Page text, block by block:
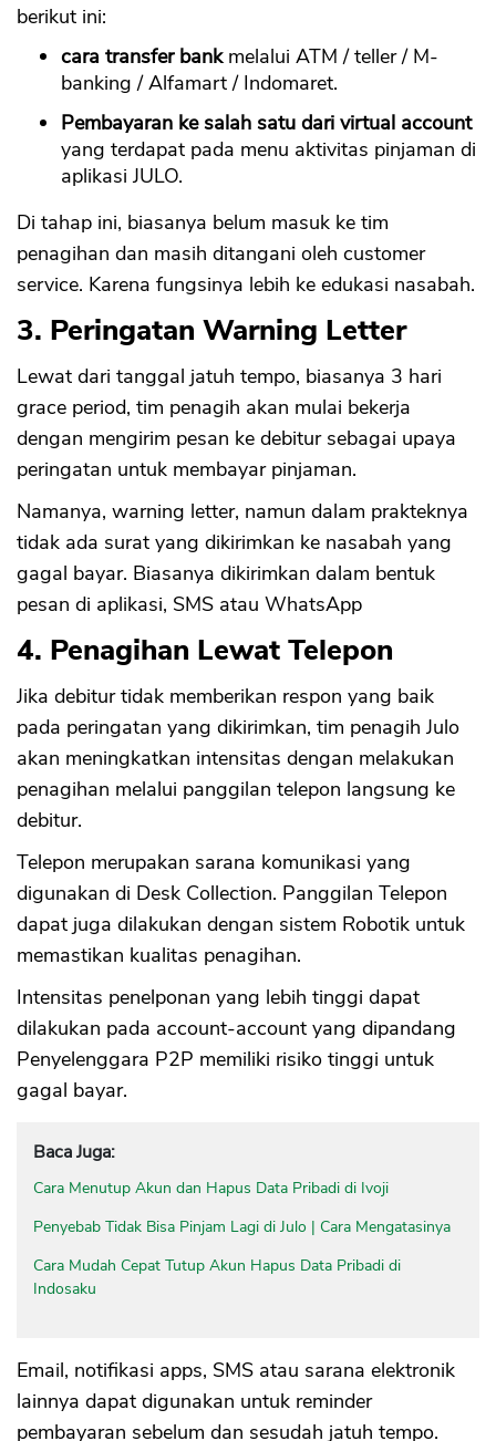
berikut ini:
cara transfer bankmelalui ATM / teller / M-
banking / Alfamart / Indomaret.
Pembayaran ke salah satu dari virtual account
yang terdapat pada menu aktivitas pinjaman di
aplikasi JULO.
Di tahap ini, biasanya belum masuk ke tim
penagihan dan masih ditangani oleh customer
service. Karena fungsinya lebih ke edukasi nasabah.
3. Peringatan Warning Letter
Lewat dari tanggal jatuh tempo, biasanya 3 hari
grace period, tim penagih akan mulai bekerja
dengan mengirim pesan ke debitur sebagai upaya
peringatan untuk membayar pinjaman.
Namanya, warning letter, namun dalam prakteknya
tidak ada surat yang dikirimkan ke nasabah yang
gagal bayar. Biasanya dikirimkan dalam bentuk
pesan di aplikasi, SMS atau WhatsApp
4. Penagihan Lewat Telepon
Jika debitur tidak memberikan respon yang baik
pada peringatan yang dikirimkan, tim penagih Julo
akan meningkatkan intensitas dengan melakukan
penagihan melalui panggilan telepon langsung ke
debitur.
Telepon merupakan sarana komunikasi yang
digunakan di Desk Collection. Panggilan Telepon
dapat juga dilakukan dengan sistem Robotik untuk
memastikan kualitas penagihan.
Intensitas penelponan yang lebih tinggi dapat
dilakukan pada account-account yang dipandang
Penyelenggara P2P memiliki risiko tinggi untuk
gagal bayar.
Baca Juga:
Cara Menutup Akun dan Hapus Data Pribadi di Ivoji
Penyebab Tidak Bisa Pinjam Lagi di Julo | Cara Mengatasinya
Cara Mudah Cepat Tutup Akun Hapus Data Pribadi di
Indosaku
Email, notifikasi apps, SMS atau sarana elektronik
lainnya dapat digunakan untuk reminder
pembayaran sebelum dan sesudah jatuh tempo.